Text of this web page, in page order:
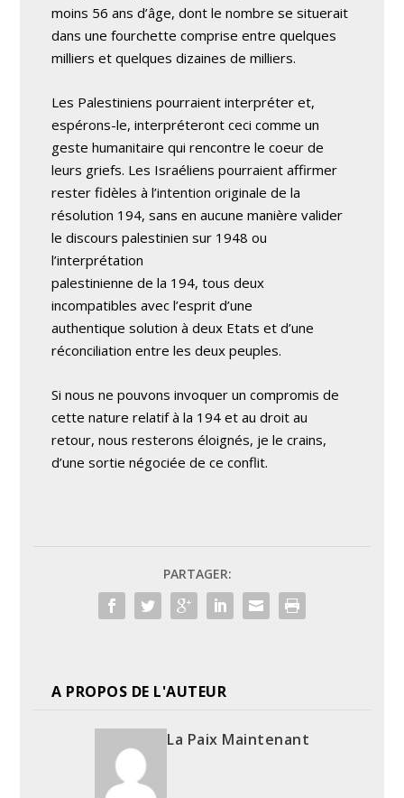
moins 56 ans d’âge, dont le nombre se situerait
dans une fourchette comprise entre quelques
milliers et quelques dizaines de milliers.
Les Palestiniens pourraient interpréter et,
espérons-le, interpréteront ceci comme un
geste humanitaire qui rencontre le coeur de
leurs griefs. Les Israéliens pourraient affirmer
rester fidèles à l’intention originale de la
résolution 194, sans en aucune manière valider
le discours palestinien sur 1948 ou
l’interprétation
palestinienne de la 194, tous deux
incompatibles avec l’esprit d’une
authentique solution à deux Etats et d’une
réconciliation entre les deux peuples.
Si nous ne pouvons invoquer un compromis de
cette nature relatif à la 194 et au droit au
retour, nous resterons éloignés, je le crains,
d’une sortie négociée de ce conflit.
PARTAGER:
A PROPOS DE L'AUTEUR
La Paix Maintenant